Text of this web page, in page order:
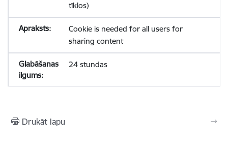
tīklos)
Cookie is needed for all users for
sharing content
24 stundas
Drukāt lapu